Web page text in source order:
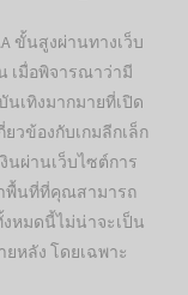
ขั้นสูงผ่านทางเว็บ
เมื่อพิจารณาว่ามี
เทิงมากมายที่เปิด
วข้องกับเกมลีกเล็ก
นผ่านเว็บไซต์การ
พื้นที่ที่คุณสามารถ
หมดนี้ไม่น่าจะเป็น
หลัง โดยเฉพาะ